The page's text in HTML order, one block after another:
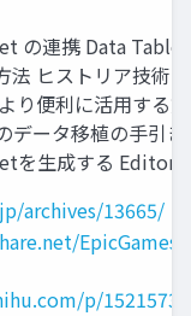
の連携 Data Table
法 ヒストリア技術
り便利に活用する
データ移植の手引
を生成する
archives/13665/
p/